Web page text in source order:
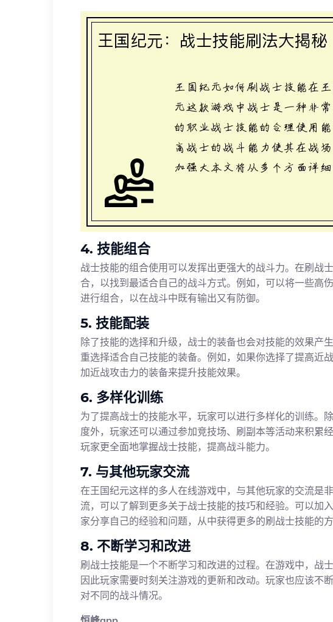
4. 技能组合
战士技能的组合使用可以发挥出更强大的战斗力。在刷战
合，以找到最适合自己的战斗方式。例如，可以将一些高
进行组合，以在战斗中既有输出又有防御。
5. 技能配装
除了技能的选择和升级，战士的装备也会对技能的效果产
重选择适合自己技能的装备。例如，如果你选择了提高近
加近战攻击力的装备来提升技能效果。
6. 多样化训练
为了提高战士的技能水平，玩家可以进行多样化的训练。
度外，玩家还可以通过参加竞技场、刷副本等活动来积累
玩家更全面地掌握战士技能，提高战斗能力。
7. 与其他玩家交流
在王国纪元这样的多人在线游戏中，与其他玩家的交流是
流，可以了解到更多关于战士技能的技巧和经验。可以加
家分享自己的经验和问题，从中获得更多的刷战士技能的方
8. 不断学习和改进
刷战士技能是一个不断学习和改进的过程。在游戏中，战
因此玩家需要时刻关注游戏的更新和改动。玩家也应该不
对不同的战斗情况。